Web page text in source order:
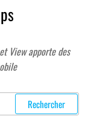
View apporte des